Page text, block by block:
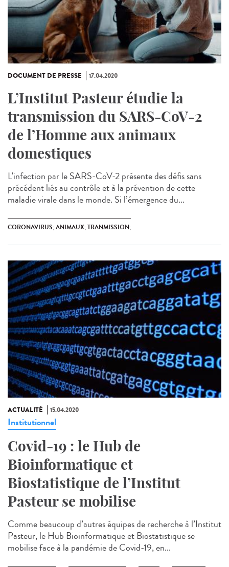
DOCUMENT DE PRESSE 17.04.2020
L’Institut Pasteur étudie la
transmission du SARS-CoV-2
de l’Homme aux animaux
domestiques
L'infection par le SARS-CoV-2 présente des défis sans
précédent liés au contrôle et à la prévention de cette
maladie virale dans le monde. Si l’émergence du...
CORONAVIRUS; ANIMAUX; TRANMISSION;
ACTUALITÉ 15.04.2020
Institutionnel
Covid-19 : le Hub de
Bioinformatique et
Biostatistique de l’Institut
Pasteur se mobilise
Comme beaucoup d’autres équipes de recherche à l’Institut
Pasteur, le Hub Bioinformatique et Biostatistique se
mobilise face à la pandémie de Covid-19, en...